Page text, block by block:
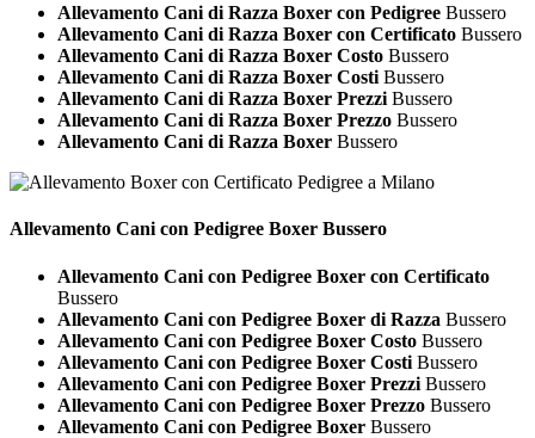
Allevamento Cani di Razza Boxer con Pedigree Bussero
Allevamento Cani di Razza Boxer con Certificato Bussero
Allevamento Cani di Razza Boxer Costo Bussero
Allevamento Cani di Razza Boxer Costi Bussero
Allevamento Cani di Razza Boxer Prezzi Bussero
Allevamento Cani di Razza Boxer Prezzo Bussero
Allevamento Cani di Razza Boxer Bussero
Allevamento Cani con Pedigree Boxer Bussero
Allevamento Cani con Pedigree Boxer con Certificato
Bussero
Allevamento Cani con Pedigree Boxer di Razza Bussero
Allevamento Cani con Pedigree Boxer Costo Bussero
Allevamento Cani con Pedigree Boxer Costi Bussero
Allevamento Cani con Pedigree Boxer Prezzi Bussero
Allevamento Cani con Pedigree Boxer Prezzo Bussero
Allevamento Cani con Pedigree Boxer Bussero